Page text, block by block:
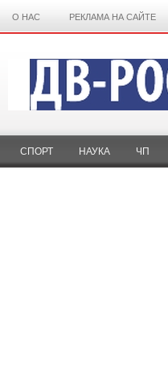
О НАС РЕКЛАМА НА САЙТЕ
СПОРТ НАУКА ЧП